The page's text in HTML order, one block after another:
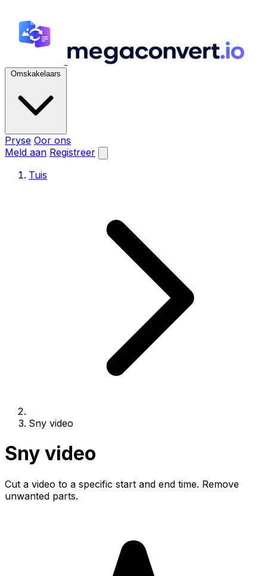
Omskakelaars
Pryse Oor ons
Meld aan Registreer
Tuis
Sny video
Sny video
Cut a video to a specific start and end time. Remove
unwanted parts.